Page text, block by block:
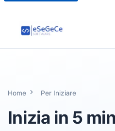
Home Per Iniziare
Inizia in 5